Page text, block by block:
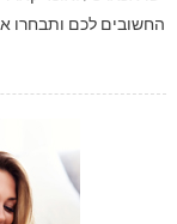
החשובים לכם ותבחרו